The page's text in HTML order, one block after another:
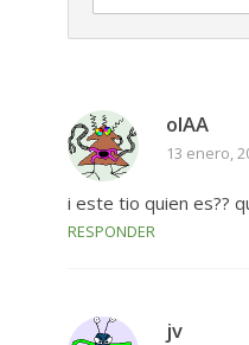
olAA
13 enero,
i este tio quien es??
RESPONDER
jv